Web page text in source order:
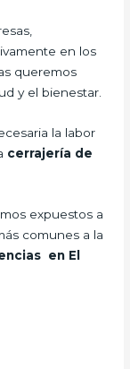
en los
queremos
y el bienestar.
la labor
cerrajería de
expuestos a
comunes a la
en El